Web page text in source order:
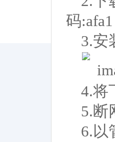
码:afa1
3.安
4.将
5.断
6.以